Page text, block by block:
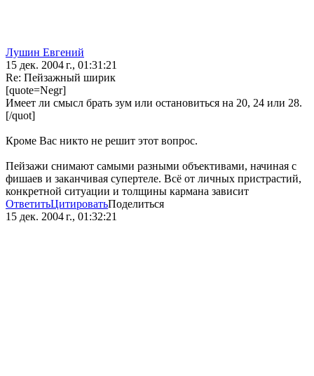
Лушин Евгений
15 дек. 2004 г., 01:31:21
Re: Пейзажный ширик
[quote=Negr]
Имеет ли смысл брать зум или остановиться на 20, 24 или 28.
[/quot]
Кроме Вас никто не решит этот вопрос.
Пейзажи снимают самыми разными объективами, начиная с
фишаев и заканчивая супертеле. Всё от личных пристрастий,
конкретной ситуации и толщины кармана зависит
ОтветитьЦитироватьПоделиться
15 дек. 2004 г., 01:32:21